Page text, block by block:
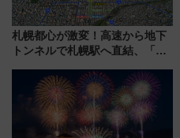
札幌都心が激変！高速から地下
トンネルで札幌駅へ直結、「創
から本格着工、延長4.8km整備
事業の全貌